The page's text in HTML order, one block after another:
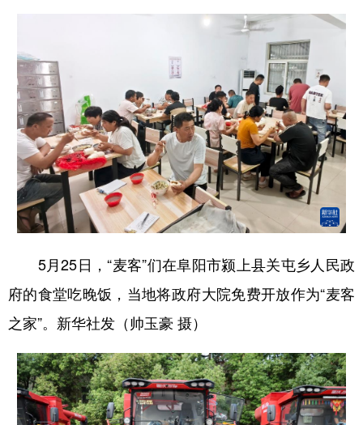
5月25日，“麦客”们在阜阳市颍上县关屯乡人民政
府的食堂吃晚饭，当地将政府大院免费开放作为“麦客
之家”。新华社发（帅玉豪 摄）